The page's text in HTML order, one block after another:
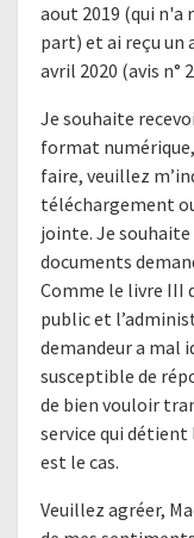
aout 2019 (qui n'a
part) et ai reçu un
avril 2020 (avis n°
Je souhaite
format
faire, veuillez
téléchargement
jointe. Je
documents
Comme le livre III
public et
demandeur a mal
susceptible de
de bien vouloir
service qui détient
est le cas.
Veuillez agréer,